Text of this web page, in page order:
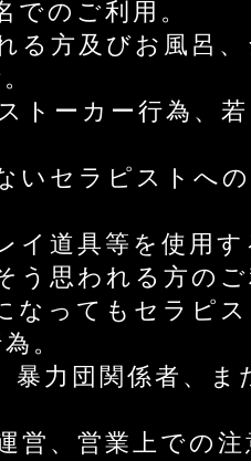
でのご利用。
る方及びお風呂
トーカー行為、
いセラピストへ
イ道具等を使用
う思われる方の
なってもセラピ
。
暴力団関係者、
営、営業上での